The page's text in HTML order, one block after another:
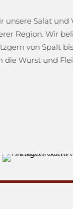
unsere Salat und
Region. Wir
von Spalt
die Wurst und